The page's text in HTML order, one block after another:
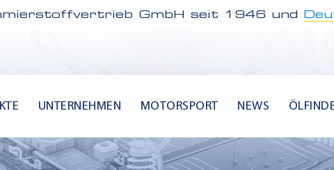
GmbH seit 1946 und
UNTERNEHMEN MOTORSPORT NEWS